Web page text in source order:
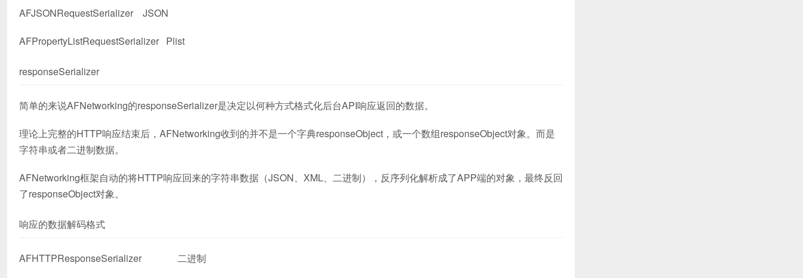
AFJSONRequestSerializer JSON
AFPropertyListRequestSerializer Plist
responseSerializer
简单的来说AFNetworking的responseSerializer是决定以何种方式格式化后台API响应返回的数据。
理论上完整的HTTP响应结束后，AFNetworking收到的并不是一个字典responseObject，或一个数组responseObject对象。而是
字符串或者二进制数据。
AFNetworking框架自动的将HTTP响应回来的字符串数据（JSON、XML、二进制），反序列化解析成了APP端的对象，最终反回
了responseObject对象。
响应的数据解码格式
AFHTTPResponseSerializer 二进制